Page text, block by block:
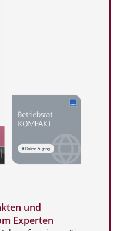
und
Experten